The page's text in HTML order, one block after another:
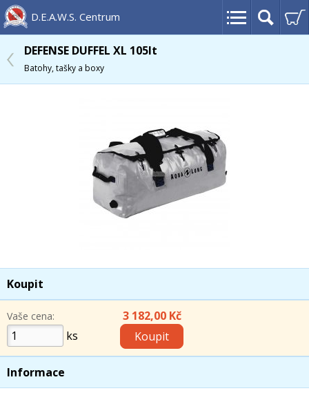
D.E.A.W.S. Centrum
DEFENSE DUFFEL XL 105lt
Batohy, tašky a boxy
Koupit
Vaše cena:
ks
3 182,00 Kč
Informace